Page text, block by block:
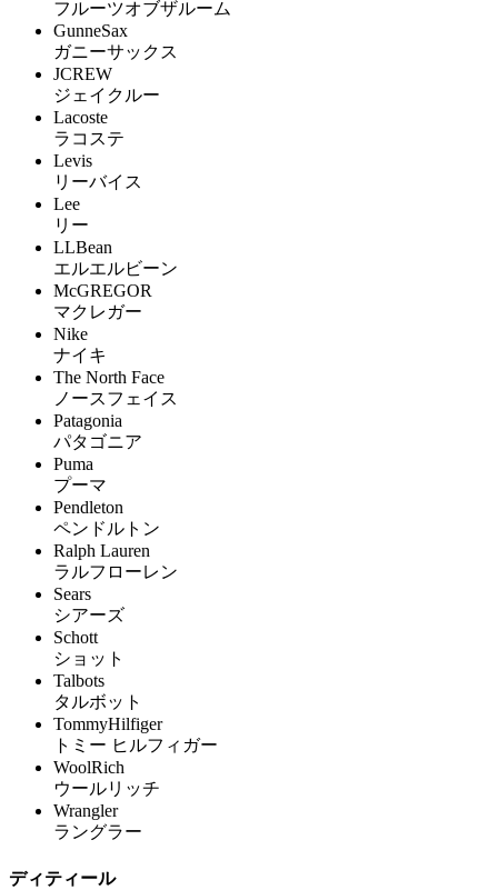
フルーツオブザルーム
GunneSax
ガニーサックス
JCREW
ジェイクルー
Lacoste
ラコステ
Levis
リーバイス
Lee
リー
LLBean
エルエルビーン
McGREGOR
マクレガー
Nike
ナイキ
The North Face
ノースフェイス
Patagonia
パタゴニア
Puma
プーマ
Pendleton
ペンドルトン
Ralph Lauren
ラルフローレン
Sears
シアーズ
Schott
ショット
Talbots
タルボット
TommyHilfiger
トミー ヒルフィガー
WoolRich
ウールリッチ
Wrangler
ラングラー
ディティール